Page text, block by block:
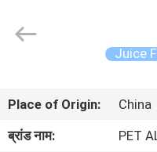
उत्पादों
Juice
Place of Origin:
China
ब्रांड नाम:
PET